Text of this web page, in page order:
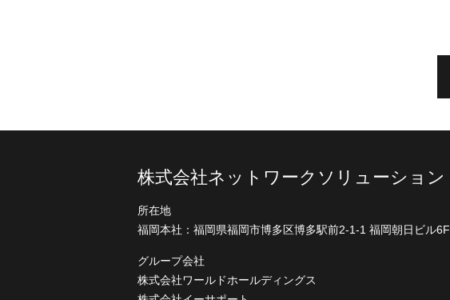
株式会社ネットワークソリューション
所在地
福岡本社： 福岡県福岡市博多区博多駅前2-1-1 福岡朝日ビル6F
グループ会社
株式会社ワールドホールディングス